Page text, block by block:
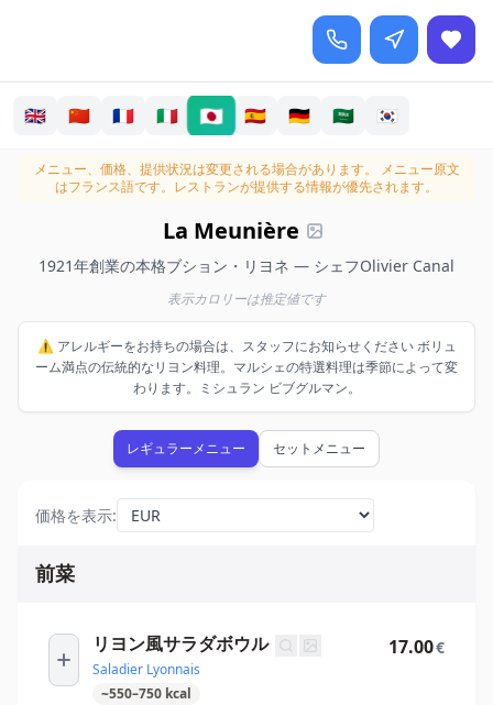
🇬🇧 🇨🇳 🇫🇷 🇮🇹 🇯🇵 🇪🇸 🇩🇪 🇸🇦 🇰🇷
メニュー、価格、提供状況は変更される場合があります。
メニュー原文
はフランス語です。レストランが提供する情報が優先されます。
La Meunière
1921年創業の本格ブション・リヨネ — シェフOlivier Canal
表示カロリーは推定値です
⚠️ アレルギーをお持ちの場合は、スタッフにお知らせください ボリュ
ーム満点の伝統的なリヨン料理。マルシェの特選料理は季節によって変
わります。ミシュラン ビブグルマン。
レギュラーメニュー セットメニュー
価格を表示:
前菜
リヨン風サラダボウル
Saladier Lyonnais
~550–750 kcal
17.00€